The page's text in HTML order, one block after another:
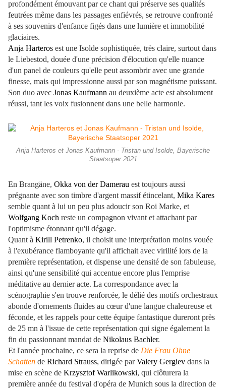
profondément émouvant par ce chant qui préserve ses qualités
feutrées même dans les passages enfiévrés, se retrouve confronté
à ses souvenirs d'enfance figés dans une lumière et immobilité
glaciaires.
Anja Harteros est une Isolde sophistiquée, très claire, surtout dans
le Liebestod, douée d'une précision d'élocution qu'elle nuance
d'un panel de couleurs qu'elle peut assombrir avec une grande
finesse, mais qui impressionne aussi par son magnétisme puissant.
Son duo avec Jonas Kaufmann au deuxième acte est absolument
réussi, tant les voix fusionnent dans une belle harmonie.
Anja Harteros et Jonas Kaufmann - Tristan und Isolde, Bayerische
Staatsoper 2021
En Brangäne, Okka von der Damerau est toujours aussi
prégnante avec son timbre d'argent massif étincelant, Mika Kares
semble quant à lui un peu plus adoucir son Roi Marke, et
Wolfgang Koch reste un compagnon vivant et attachant par
l'optimisme étonnant qu'il dégage.
Quant à Kirill Petrenko, il choisit une interprétation moins vouée
à l'exubérance flamboyante qu'il affichait avec virilité lors de la
première représentation, et dispense une densité de son fabuleuse,
ainsi qu'une sensibilité qui accentue encore plus l'emprise
méditative au dernier acte. La correspondance avec la
scénographie s'en trouve renforcée, le délié des motifs orchestraux
abonde d'ornements fluides au cœur d'une langue chaleureuse et
féconde, et les rappels pour cette équipe fantastique dureront près
de 25 mn à l'issue de cette représentation qui signe également la
fin du passionnant mandat de Nikolaus Bachler.
Et l'année prochaine, ce sera la reprise de Die Frau Ohne
Schatten de Richard Strauss, dirigée parValery Gergiev dans la
mise en scène de Krzysztof Warlikowski, qui clôturera la
première année du festival d'opéra de Munich sous la direction de